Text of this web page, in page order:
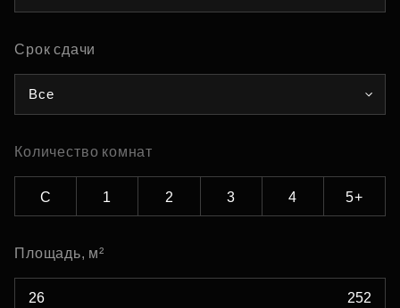
Срок сдачи
Все
Количество комнат
С 1 2 3 4 5+
Площадь, м²